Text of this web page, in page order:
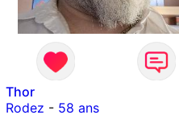
Thor
Rodez - 58 ans